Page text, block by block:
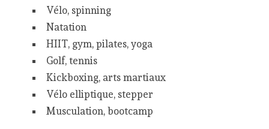
Vélo, spinning
Natation
HIIT, gym, pilates, yoga
Golf, tennis
Kickboxing, arts martiaux
Vélo elliptique, stepper
Musculation, bootcamp